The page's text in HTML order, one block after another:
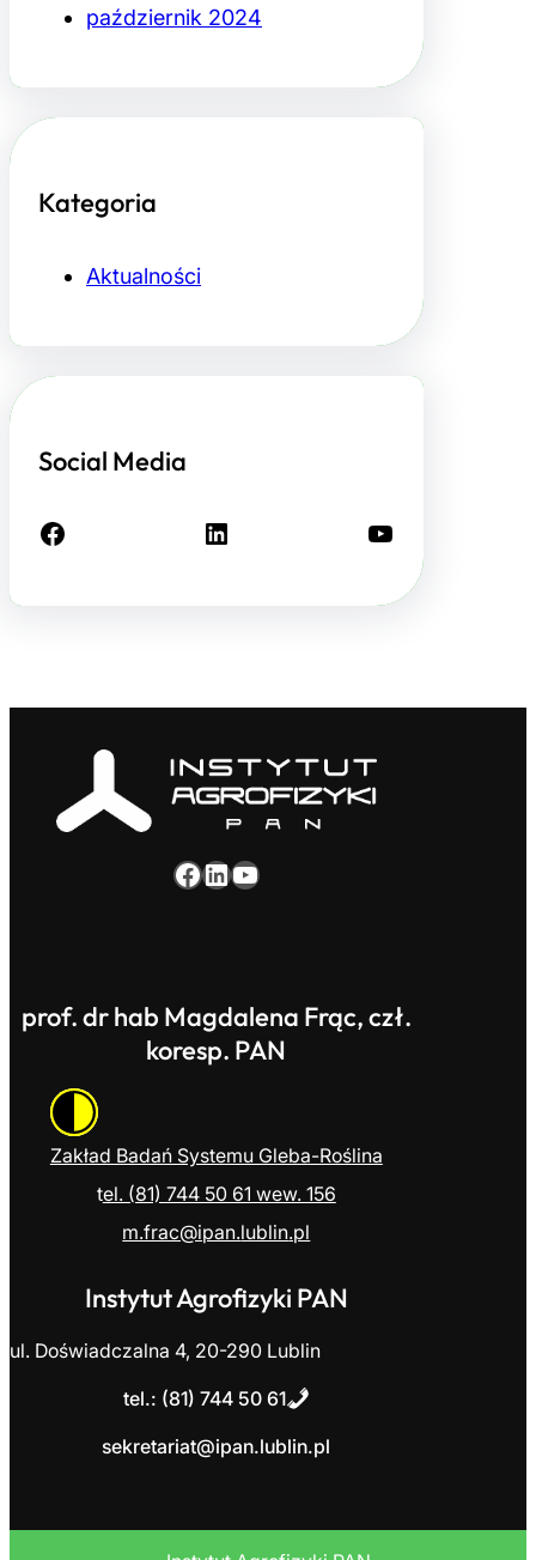
październik 2024
Kategoria
Aktualności
Social Media
Facebook LinkedIn YouTube
Facebook LinkedIn YouTube
prof. dr hab Magdalena Frąc, czł.
koresp. PAN
Zakład Badań Systemu Gleba-Roślina
tel. (81) 744 50 61 wew. 156
m.frac@ipan.lublin.pl
Instytut Agrofizyki PAN
ul. Doświadczalna 4, 20-290 Lublin
tel.: (81) 744 50 61
sekretariat@ipan.lublin.pl